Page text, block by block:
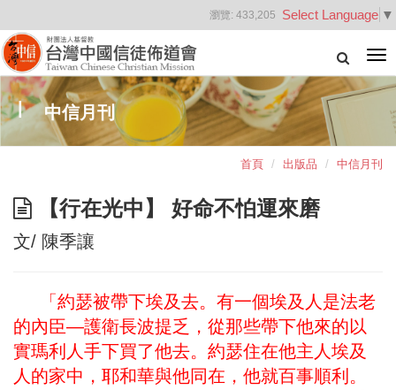
Select Language ▼
瀏覽: 433,205
中信月刊
首頁 出版品 中信月刊
【行在光中】 好命不怕運來磨
文/ 陳季讓
「約瑟被帶下埃及去。有一個埃及人是法老
的內臣—護衛長波提乏，從那些帶下他來的以
實瑪利人手下買了他去。約瑟住在他主人埃及
人的家中，耶和華與他同在，他就百事順利。